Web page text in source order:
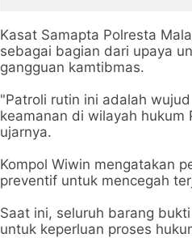
Kasat Samapta Polresta
sebagai bagian dari upaya
gangguan kamtibmas.
"Patroli rutin ini adalah
keamanan di wilayah hukum
ujarnya.
Kompol Wiwin mengatakan
preventif untuk mencegah
Saat ini, seluruh barang
untuk keperluan proses